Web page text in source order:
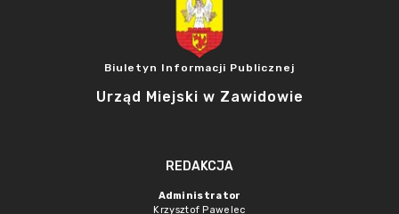
Biuletyn Informacji Publicznej
Urząd Miejski w Zawidowie
REDAKCJA
Administrator
Krzysztof Pawelec